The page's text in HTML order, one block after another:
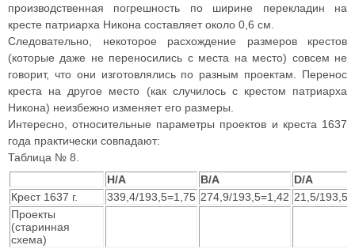
производственная погрешность по ширине перекладин на
кресте патриарха Никона составляет около 0,6 см.
Следовательно, некоторое расхождение размеров крестов
(которые даже не переносились с места на место) совсем не
говорит, что они изготовлялись по разным проектам. Перенос
креста на другое место (как случилось с крестом патриарха
Никона) неизбежно изменяет его размеры.
Интересно, относительные параметры проектов и креста 1637
года практически совпадают:
Таблица № 8.
H/A
B/A
D/A
Крест 1637 г.
339,4/193,5=1,75 274,9/193,5=1,42 21,5/
Проекты
(старинная
схема)